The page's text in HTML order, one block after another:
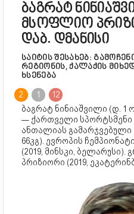
ბაგრატ
მსოფლიო
დაბ. დმანისი
საიტის შესახებ:
რეგიონის, ქალაქის
ხსენება
2 1
12
ბაგრატ ნინიაშვილი (დ. 1
— ქართველი სპორტსმენი
ანთალიას გამარჯვებული
66კგ). ევროპის
(2019, მინსკი, ბელარუსი).
პრიზიორი (2019,